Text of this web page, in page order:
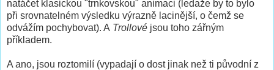
natáčet klasickou "trnkovskou" animaci (ledaže by to bylo
při srovnatelném výsledku výrazně lacinější, o čemž se
odvážím pochybovat). A Trollové jsou toho zářným
příkladem.
A ano, jsou roztomilí (vypadají o dost jinak než ti původní z